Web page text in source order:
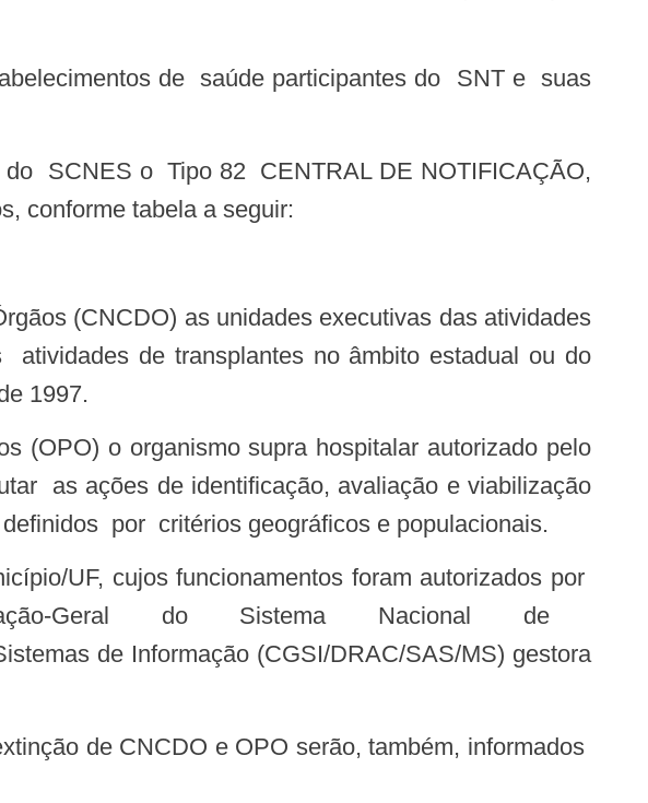
conforme tabela a seguir:
de transplantes no âmbito estadual ou do
1997.
as ações de identificação, avaliação e viabilização
por critérios geográficos e populacionais.
Geral do Sistema Nacional de
de Informação (CGSI/DRAC/SAS/MS) gestora